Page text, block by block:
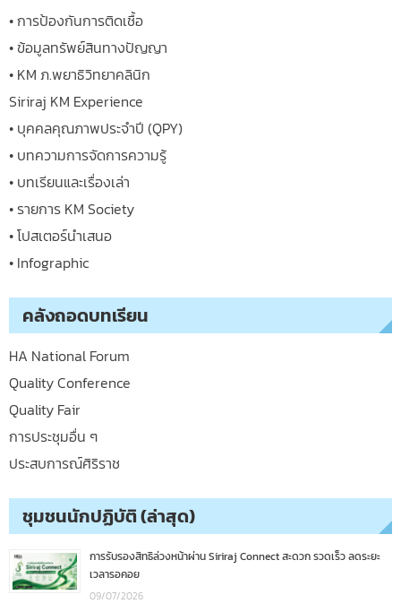
• การป้องกันการติดเชื้อ
• ข้อมูลทรัพย์สินทางปัญญา
• KM ภ.พยาธิวิทยาคลินิก
Siriraj KM Experience
• บุคคลคุณภาพประจำปี (QPY)
• บทความการจัดการความรู้
• บทเรียนและเรื่องเล่า
• รายการ KM Society
• โปสเตอร์นำเสนอ
• Infographic
คลังถอดบทเรียน
HA National Forum
Quality Conference
Quality Fair
การประชุมอื่น ๆ
ประสบการณ์ศิริราช
ชุมชนนักปฏิบัติ (ล่าสุด)
การรับรองสิทธิล่วงหน้าผ่าน Siriraj Connect สะดวก รวดเร็ว ลดระยะ
เวลารอคอย
09/07/2026